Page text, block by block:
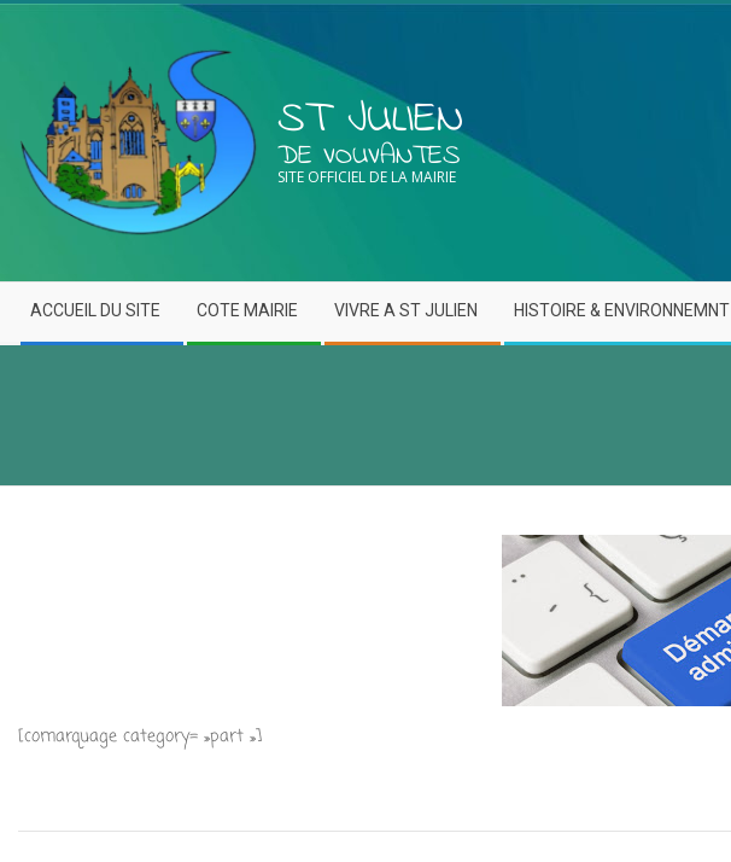
ST JULIEN
DE VOUVANTES
SITE OFFICIEL DE LA MAIRIE
ACCUEIL DU SITE COTE MAIRIE VIVRE A ST JULIEN HISTOIRE & ENVIRONNEMNT
[comarquage category= »part »]